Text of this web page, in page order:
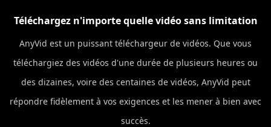
Téléchargez n'importe quelle vidéo sans limitation
AnyVid est un puissant téléchargeur de vidéos. Que vous
téléchargiez des vidéos d'une durée de plusieurs heures ou
des dizaines, voire des centaines de vidéos, AnyVid peut
répondre fidèlement à vos exigences et les mener à bien avec
succès.